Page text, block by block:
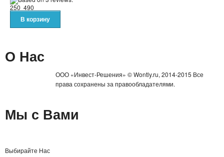
250 490
О Нас
ООО «Инвест-Решения» © Wontly.ru, 2014-2015 Все
права сохранены за правообладателями.
Мы с Вами
Выбирайте Нас